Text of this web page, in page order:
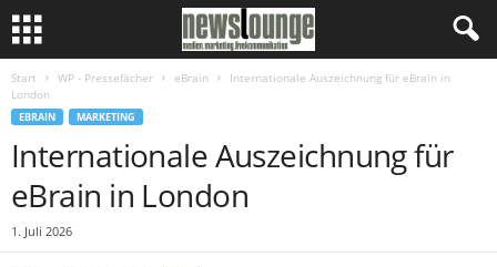
Start WP - Pressefächer eBrain
Internationale Auszeichnung für eBrain in
London
EBRAIN MARKETING
Internationale Auszeichnung für
eBrain in London
1. Juli 2026